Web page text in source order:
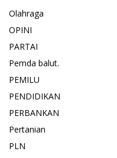
Olahraga
OPINI
PARTAI
Pemda balut.
PEMILU
PENDIDIKAN
PERBANKAN
Pertanian
PLN